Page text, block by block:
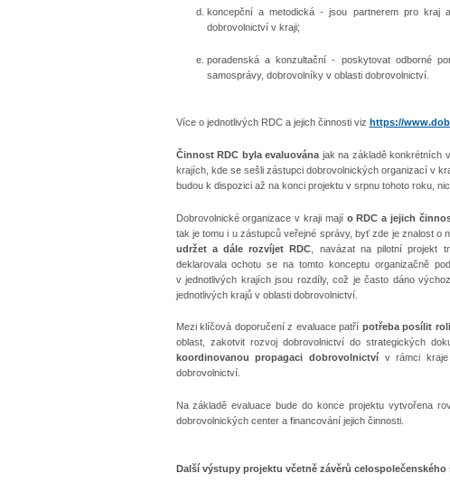
koncepční a metodická - jsou partnerem pro kraj
dobrovolnictví v kraji;
poradenská a konzultační - poskytovat odborné
samosprávy, dobrovolníky v oblasti dobrovolnictví.
Více o jednotlivých RDC a jejich činnosti viz https://
Činnost RDC byla evaluována jak na základě konkrétních
krajích, kde se sešli zástupci dobrovolnických organizací v
budou k dispozici až na konci projektu v srpnu tohoto roku,
Dobrovolnické organizace v kraji mají o RDC a jejich
tak je tomu i u zástupců veřejné správy, byť zde je znalost
udržet a dále rozvíjet RDC , navázat na pilotní projekt
deklarovala ochotu se na tomto konceptu organizačně
v jednotlivých krajích jsou rozdíly, což je často dáno
jednotlivých krajů v oblasti dobrovolnictví.
Mezi klíčová doporučení z evaluace patří potřeba posílit
oblast, zakotvit rozvoj dobrovolnictví do strategických
koordinovanou propagaci dobrovolnictvív rámci kraje
dobrovolnictví.
Na základě evaluace bude do konce projektu vytvořena
dobrovolnických center a financování jejich činnosti.
Další výstupy projektu včetně závěrů celospolečenského